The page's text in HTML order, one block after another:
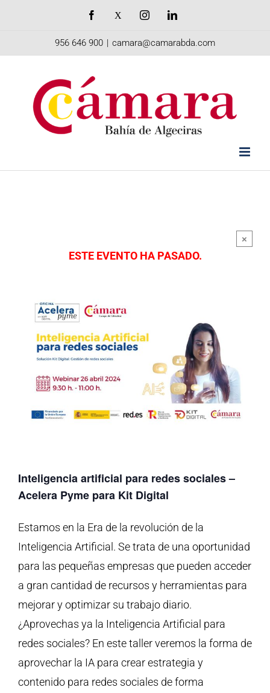
Facebook InstagramLinkedIn
956 646 900 | camara@camarabda.com
ESTE EVENTO HA PASADO.
×
Inteligencia artificial para redes sociales –
Acelera Pyme para Kit Digital
Estamos en la Era de la revolución de la
Inteligencia Artificial. Se trata de una oportunidad
para las pequeñas empresas que pueden acceder
a gran cantidad de recursos y herramientas para
mejorar y optimizar su trabajo diario.
¿Aprovechas ya la Inteligencia Artificial para
redes sociales? En este taller veremos la forma de
aprovechar la IA para crear estrategia y
contenido para redes sociales de forma